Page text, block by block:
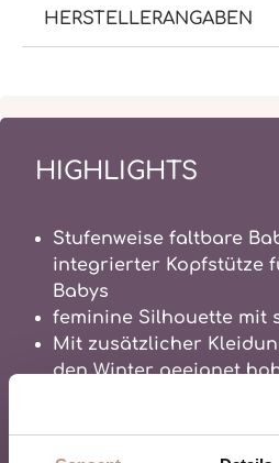
HERSTELLERANGABEN
HIGHLIGHTS
Stufenweise faltbare
integrierter Kopfstütze
Babys
feminine Silhouette mit
Mit zusätzlicher
den Winter geeignet